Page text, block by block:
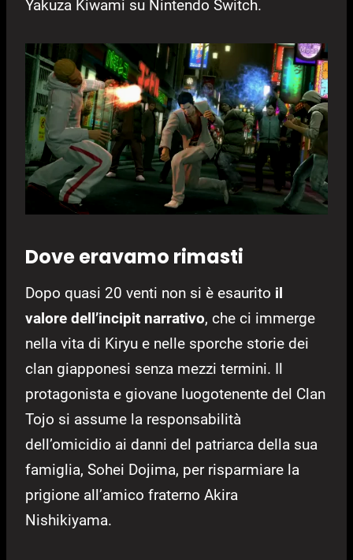
Yakuza Kiwami su Nintendo Switch.
Dove eravamo rimasti
Dopo quasi 20 venti non si è esaurito il
valore dell’incipit narrativo, che ci immerge
nella vita di Kiryu e nelle sporche storie dei
clan giapponesi senza mezzi termini. Il
protagonista e giovane luogotenente del Clan
Tojo si assume la responsabilità
dell’omicidio ai danni del patriarca della sua
famiglia, Sohei Dojima, per risparmiare la
prigione all’amico fraterno Akira
Nishikiyama.